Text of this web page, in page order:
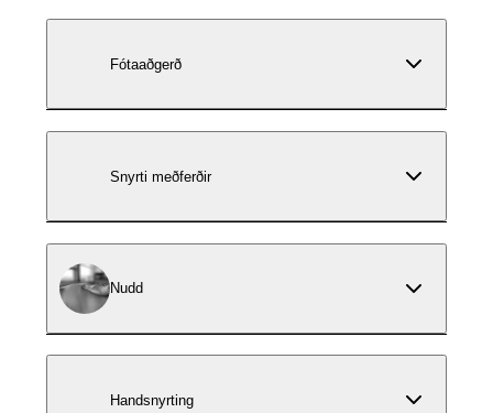
Fótaaðgerð
Snyrti meðferðir
Nudd
Handsnyrting